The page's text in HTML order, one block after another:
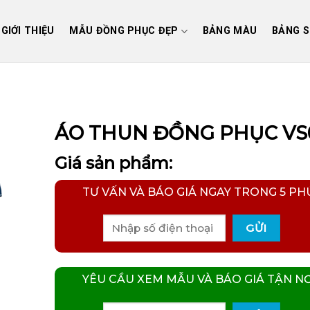
GIỚI THIỆU MẪU ĐỒNG PHỤC ĐẸP BẢNG MÀU BẢNG
ÁO THUN ĐỒNG PHỤC
Giá sản phẩm:
TƯ VẤN VÀ BÁO GIÁ NGAY TRONG 5
YÊU CẦU XEM MẪU VÀ BÁO GIÁ TẬN